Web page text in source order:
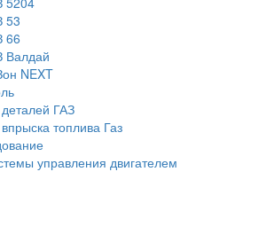
53
66
Валдай
NEXT
ГАЗ
топлива Газ
управления двигателем